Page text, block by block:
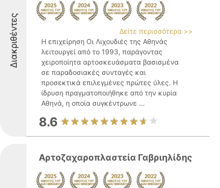
Διακριθέντες
Δείτε περισσότερα >>
Η επιχείρηση Οι Λιχουδιές της Αθηνάς
λειτουργεί από το 1993, παράγοντας
χειροποίητα αρτοσκευάσματα βασισμένα
σε παραδοσιακές συνταγές και
προσεκτικά επιλεγμένες πρώτες ύλες. Η
ίδρυση πραγματοποιήθηκε από την κυρία
Αθηνά, η οποία συγκέντρωνε ...
8.6
Αρτοζαχαροπλαστεία Γαβριηλίδης